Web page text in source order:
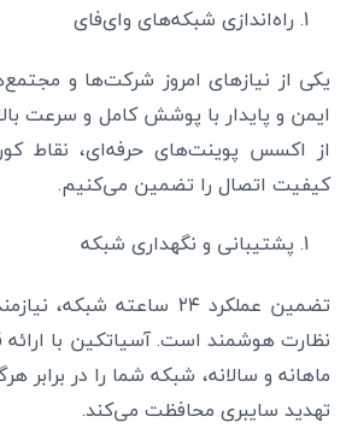
راه‌اندازی شبکه‌های وای‌فای
یکی از نیازهای امروز شرکت‌ها و
ایمن و پایدار با پوشش کامل و سرعت
از اکسس پوینت‌های حرفه‌ای، نقاط
کیفیت اتصال را تضمین می‌کنیم.
پشتیبانی و نگهداری شبکه
تضمین عملکرد ۲۴ ساعته
نظارت هوشمند است. آسیاتکین با ارائه
ماهانه و سالانه، شبکه شما را در برابر
تهدید سایبری محافظت می‌کند.